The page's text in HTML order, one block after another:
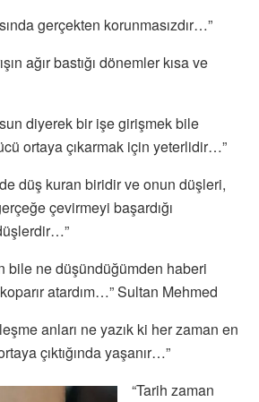
gerçekten korunmasızdır…”
ağır bastığı dönemler kısa ve
diyerek bir işe girişmek bile
ortaya çıkarmak için yeterlidir…”
düş kuran biridir ve onun düşleri,
çevirmeyi başardığı
bile ne düşündüğümden haberi
atardım…” Sultan Mehmed
anları ne yazık ki her zaman en
çıktığında yaşanır…”
“Tarih zaman